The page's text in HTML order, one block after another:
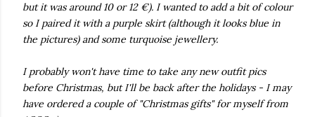
but it was around 10 or 12 €). I wanted to add a bit of colour
so I paired it with a purple skirt (although it looks blue in
the pictures) and some turquoise jewellery.
I probably won't have time to take any new outfit pics
before Christmas, but I'll be back after the holidays - I may
have ordered a couple of "Christmas gifts" for myself from